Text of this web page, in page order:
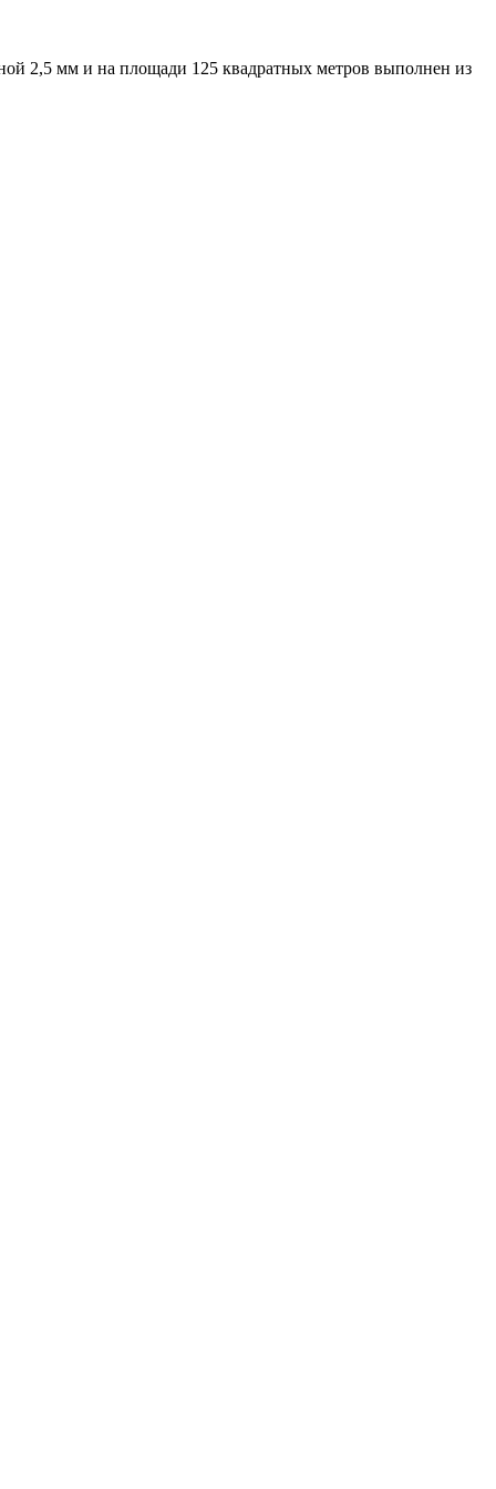
2,5 мм и на площади 125 квадратных метров выполнен из